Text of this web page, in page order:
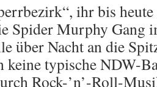
ihr bis
Spider Murphy Gang
über Nacht an die
keine typische NDW-
Rock-’n’-Roll-